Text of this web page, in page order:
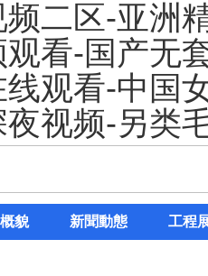
频二区-亚洲
看-国产无
观看-中国
视频-另类
貌 新聞動態 工程